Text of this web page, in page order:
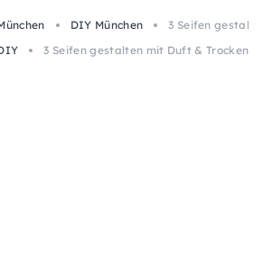
DIY München
3 Seifen
3 Seifen gestalten mit Duft &